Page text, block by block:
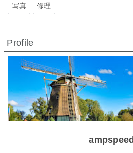
写真 修理
Profile
ampspeed